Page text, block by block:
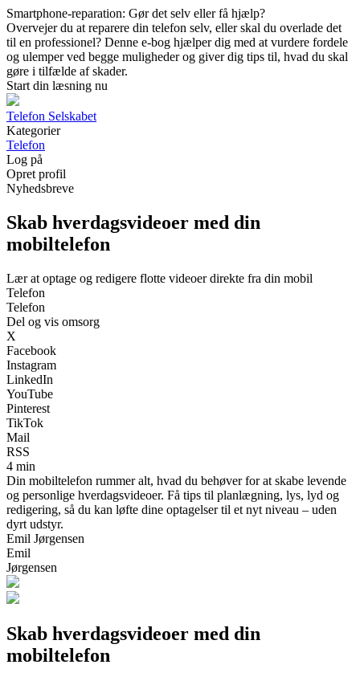
Smartphone-reparation: Gør det selv eller få hjælp?
Overvejer du at reparere din telefon selv, eller skal du overlade det
til en professionel? Denne e-bog hjælper dig med at vurdere fordele
og ulemper ved begge muligheder og giver dig tips til, hvad du skal
gøre i tilfælde af skader.
Start din læsning nu
Telefon Selskabet
Kategorier
Telefon
Log på
Opret profil
Nyhedsbreve
Skab hverdagsvideoer med din
mobiltelefon
Lær at optage og redigere flotte videoer direkte fra din mobil
Telefon
Telefon
Del og vis omsorg
X
Facebook
Instagram
LinkedIn
YouTube
Pinterest
TikTok
Mail
RSS
4 min
Din mobiltelefon rummer alt, hvad du behøver for at skabe levende
og personlige hverdagsvideoer. Få tips til planlægning, lys, lyd og
redigering, så du kan løfte dine optagelser til et nyt niveau – uden
dyrt udstyr.
Emil Jørgensen
Emil
Jørgensen
Skab hverdagsvideoer med din
mobiltelefon